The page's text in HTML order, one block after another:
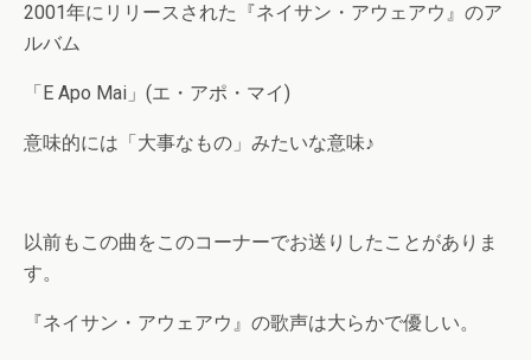
2001年にリリースされた『ネイサン・アウェアウ』のア
ルバム
「E Apo Mai」(エ・アポ・マイ)
意味的には「大事なもの」みたいな意味♪
以前もこの曲をこのコーナーでお送りしたことがありま
す。
『ネイサン・アウェアウ』の歌声は大らかで優しい。